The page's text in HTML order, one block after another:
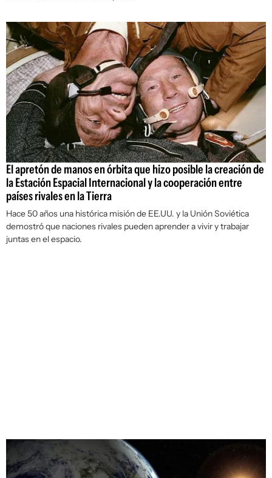
El apretón de manos en órbita que hizo posible la creación de
la Estación Espacial Internacional y la cooperación entre
países rivales en la Tierra
Hace 50 años una histórica misión de EE.UU. y la Unión Soviética
demostró que naciones rivales pueden aprender a vivir y trabajar
juntas en el espacio.